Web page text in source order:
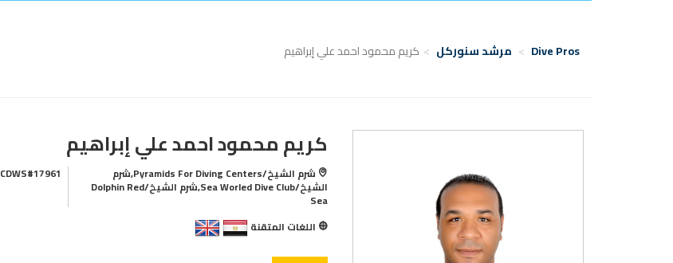
Dive Pros مرشد سنوركل كريم محمود احمد علي إبراهيم
كريم محمود احمد علي إبراهيم
شرم الشيخ/Pyramids For Diving Centers,شرم
الشيخ/Sea Worled Dive Club,شرم الشيخ/Dolphin Red
Sea
CDWS#17961
اللغات المتقنة